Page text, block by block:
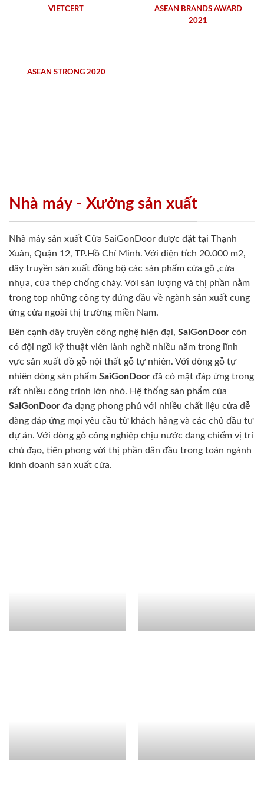
VIETCERT
ASEAN BRANDS AWARD
2021
ASEAN STRONG 2020
Nhà máy - Xưởng sản xuất
Nhà máy sản xuất Cửa SaiGonDoor được đặt tại Thạnh
Xuân, Quận 12, TP.Hồ Chí Minh. Với diện tích 20.000 m2,
dây truyền sản xuất đồng bộ các sản phẩm cửa gỗ ,cửa
nhựa, cửa thép chống cháy. Với sản lượng và thị phần nằm
trong top những công ty đứng đầu về ngành sản xuất cung
ứng cửa ngoài thị trường miền Nam.
Bên cạnh dây truyền công nghệ hiện đại, SaiGonDoor còn
có đội ngũ kỹ thuật viên lành nghề nhiều năm trong lĩnh
vực sản xuất đồ gỗ nội thất gỗ tự nhiên. Với dòng gỗ tự
nhiên dòng sản phẩm SaiGonDoor đã có mặt đáp ứng trong
rất nhiều công trình lớn nhỏ. Hệ thống sản phẩm của
SaiGonDoor đa dạng phong phú với nhiều chất liệu cửa dễ
dàng đáp ứng mọi yêu cầu từ khách hàng và các chủ đầu tư
dự án. Với dòng gỗ công nghiệp chịu nước đang chiếm vị trí
chủ đạo, tiên phong với thị phần dẫn đầu trong toàn ngành
kinh doanh sản xuất cửa.